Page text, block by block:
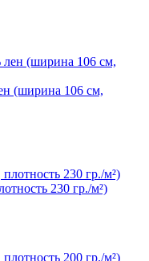
(ширина 106 см,
230 гр./м²)